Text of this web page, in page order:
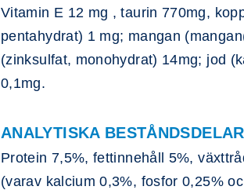
Vitamin E 12 mg , taurin 770mg,
pentahydrat) 1 mg; mangan
(zinksulfat, monohydrat) 14mg; jod
0,1mg.
ANALYTISKA BESTÅNDSDELAR
Protein 7,5%, fettinnehåll 5%,
(varav kalcium 0,3%, fosfor 0,25%